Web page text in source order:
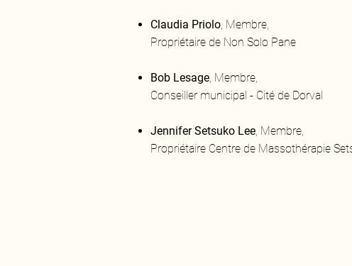
Claudia Priolo, Membre,
Propriétaire de Non Solo Pane
Bob Lesage, Membre,
Conseiller municipal - Cité de Dorval
Jennifer Setsuko Lee, Membre,
Propriétaire Centre de Massothérapie